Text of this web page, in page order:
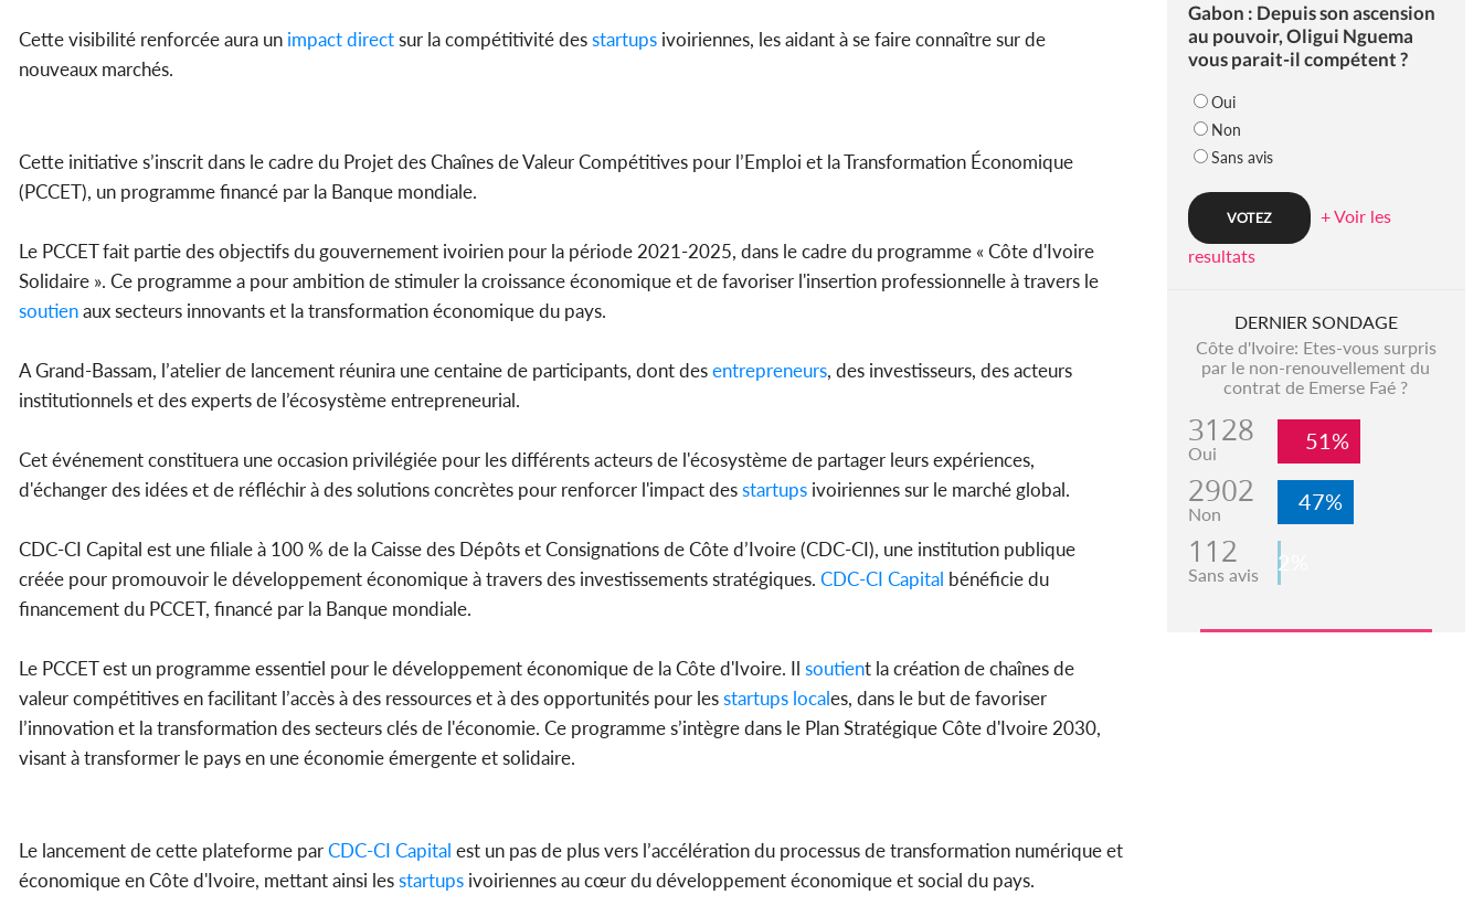
Cette visibilité renforcée aura un impactdirectsur la compétitivité desstartups ivoiriennes, les aidant à se faire connaître sur de
nouveaux marchés.
Cette initiative s’inscrit dans le cadre du Projet des Chaînes de Valeur Compétitives pour l’Emploi et la Transformation Économique
(PCCET), un programme financé par la Banque mondiale.
Le PCCET fait partie des objectifs du gouvernement ivoirien pour la période 2021-2025, dans le cadre du programme « Côte d'Ivoire
Solidaire ». Ce programme a pour ambition de stimuler la croissance économique et de favoriser l'insertion professionnelle à travers le
soutienaux secteurs innovants et la transformation économique du pays.
A Grand-Bassam, l’atelier de lancement réunira une centaine de participants, dont desentrepreneurs, des investisseurs, des acteurs
institutionnels et des experts de l’écosystème entrepreneurial.
Cet événement constituera une occasion privilégiée pour les différents acteurs de l'écosystème de partager leurs expériences,
d'échanger des idées et de réfléchir à des solutions concrètes pour renforcer l'impact desstartups ivoiriennes sur le marché global.
CDC-CI Capital est une filiale à 100 % de la Caisse des Dépôts et Consignations de Côte d’Ivoire (CDC-CI), une institution publique
créée pour promouvoir le développement économique à travers des investissements stratégiques. CDC-CI Capital bénéficie du
financement du PCCET, financé par la Banque mondiale.
Le PCCET est un programme essentiel pour le développement économique de la Côte d'Ivoire. Il soutient la création de chaînes de
valeur compétitives en facilitant l’accès à des ressources et à des opportunités pour lesstartups locales, dans le but de favoriser
l’innovation et la transformation des secteurs clés de l'économie. Ce programme s’intègre dans le Plan Stratégique Côte d'Ivoire 2030,
visant à transformer le pays en une économie émergente et solidaire.
Le lancement de cette plateforme parCDC-CI Capital est un pas de plus vers l’accélération du processus de transformation numérique et
économique en Côte d'Ivoire, mettant ainsi lesstartups ivoiriennes au cœur du développement économique et social du pays.
Gabon : Depuis son ascension
au pouvoir, Oligui Nguema
vous parait-il compétent ?
Oui
Non
Sans avis
+ Voir les
resultats
DERNIER SONDAGE
Côte d'Ivoire: Etes-vous surpris
par le non-renouvellement du
contrat de Emerse Faé ?
3128
Oui 51%
2902
Non 47%
112
Sans avis 2%